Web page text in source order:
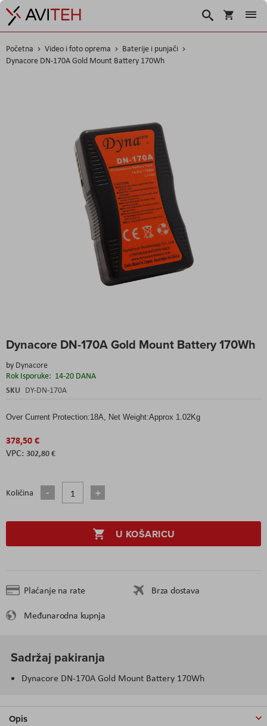
Košarica
Traži
Početna Video i foto oprema
Baterije i punjači
Dynacore DN-170A Gold Mount Battery 170Wh
Dynacore DN-170A Gold Mount Battery 170Wh
by Dynacore
Rok Isporuke: 14-20 DANA
SKU DY-DN-170A
Over Current Protection:18A, Net Weight:Approx 1.02Kg
378,50 €
302,80 €
Količina
U KOŠARICU
Plaćanje na rate
Brza dostava
Međunarodna kupnja
to
the
beginning
of
the
Sadržaj pakiranja
Dynacore DN-170A Gold Mount Battery 170Wh
Opis